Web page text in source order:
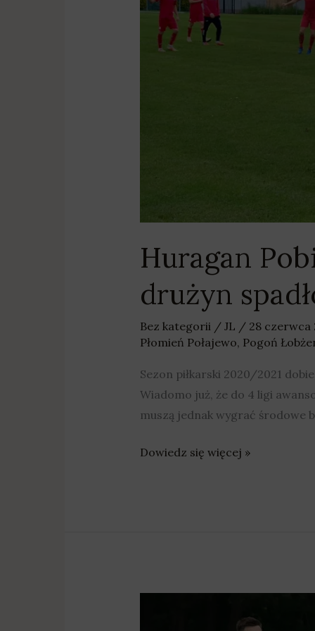
Huragan
drużyn
Bez kategorii / JL / 28 czerwca
Płomień Połajewo, Pogoń
Sezon piłkarski 2020/2021
Wiadomo już, że do 4 ligi
muszą jednak wygrać środowe
drużyn
spadło…
Dowiedz się więcej »